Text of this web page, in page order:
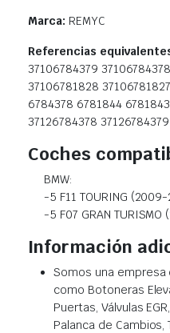
Marca: REMYC
Referencias
37106784379
37106781828
6784378 6781844
37126784378
Coches
BMW:
-5 F11 TOURING
-5 F07 GRAN TURISMO
Información
Somos una
como Botoneras
Puertas, Válvulas
Palanca de